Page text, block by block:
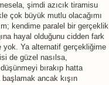
şimdi azıcık tiramisu
çok büyük mutlu olacağımı
kendime paralel bir gerçeklik
hayal olduğunu cidden fark
yok. Ya alternatif gerçekliğime
de güzel nasılsa,
bırakıp hatta
ancak kışın